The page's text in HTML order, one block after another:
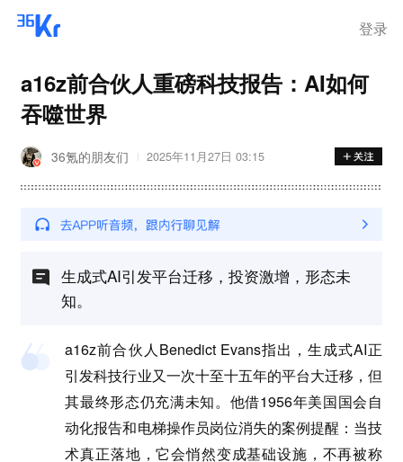
登录
a16z前合伙人重磅科技报告：AI如何
吞噬世界
36氪的朋友们 2025年11月27日 03:15
生成式AI引发平台迁移，投资激增，形态未
知。
a16z前合伙人Benedict Evans指出，生成式AI正
引发科技行业又一次十至十五年的平台大迁移，但
其最终形态仍充满未知。他借1956年美国国会自
动化报告和电梯操作员岗位消失的案例提醒：当技
术真正落地，它会悄然变成基础设施，不再被称